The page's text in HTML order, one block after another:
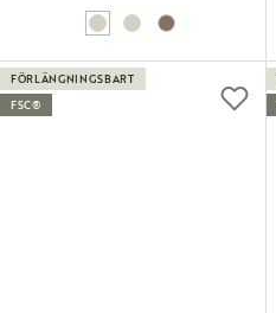
FÖRLÄNGNINGSBART
FSC®